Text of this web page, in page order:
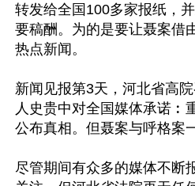
转发给全国100多家报纸，
要稿酬。为的是要让聂案借
热点新闻。
新闻见报第3天，河北省高
人史贵中对全国媒体承诺︰
公布真相。但聂案与呼格案
尽管期间有众多的媒体不断